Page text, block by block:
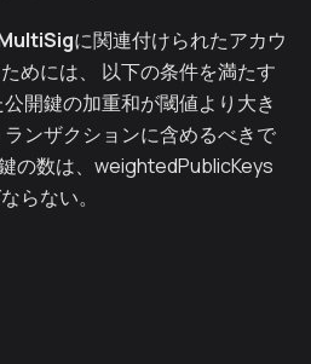
に関連付けられたアカウ
めには、 以下の条件を満たす
開鍵の加重和が閾値より大き
ンザクションに含めるべきで
の数は、weightedPublicKeys
らない。